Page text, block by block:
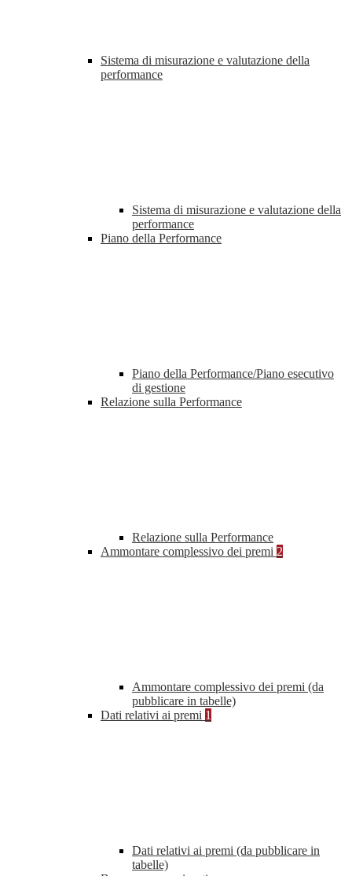
Sistema di misurazione e valutazione della
performance
Sistema di misurazione e valutazione della
performance
Piano della Performance
Piano della Performance/Piano esecutivo
di gestione
Relazione sulla Performance
Relazione sulla Performance
Ammontare complessivo dei premi 2
Ammontare complessivo dei premi (da
pubblicare in tabelle)
Dati relativi ai premi 1
Dati relativi ai premi (da pubblicare in
tabelle)